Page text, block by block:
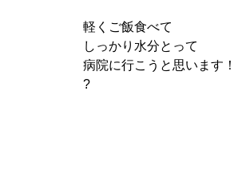
軽くご飯食べて
しっかり水分とって
病院に行こうと思います！
?